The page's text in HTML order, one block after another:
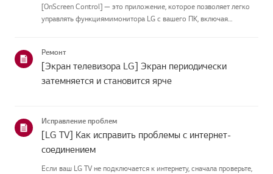
[OnScreen Control] — это приложение, которое позволяет легко
управлять функциямимонитора LG с вашего ПК, включая
приложение для вашей ...
Ремонт
[Экран телевизора LG] Экран периодически
затемняется и становится ярче
Исправление проблем
[LG TV] Как исправить проблемы с интернет-
соединением
Если ваш LG TV не подключается к интернету, сначала проверьте,